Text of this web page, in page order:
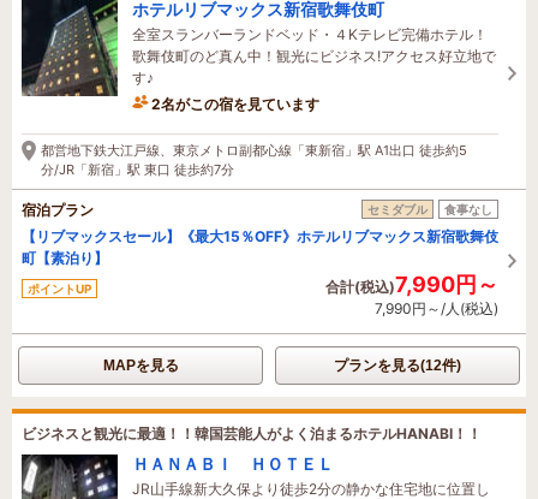
ホテルリブマックス新宿歌舞伎町
全室スランバーランドベッド・４Kテレビ完備ホテル！
歌舞伎町のど真ん中！観光にビジネス!アクセス好立地で
す♪
2名がこの宿を見ています
14時間前に予約されました
都営地下鉄大江戸線、東京メトロ副都心線「東新宿」駅 A1出口 徒歩約5
分/JR「新宿」駅 東口 徒歩約7分
宿泊プラン セミダブル 食事なし
【リブマックスセール】《最大15％OFF》ホテルリブマックス新宿歌舞伎
町【素泊り】
ポイントUP 合計(税込)7,990円～
7,990円～/人(税込)
MAPを見る プランを見る(12件)
ビジネスと観光に最適！！韓国芸能人がよく泊まるホテルHANABI！！
ＨＡＮＡＢＩ ＨＯＴＥＬ
JR山手線新大久保より徒歩2分の静かな住宅地に位置し